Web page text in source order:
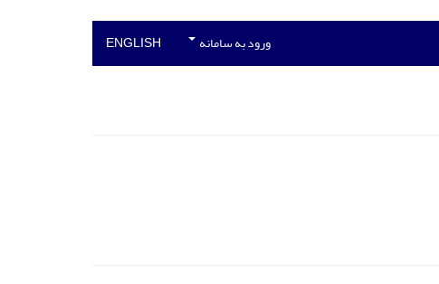
ورود به سامانه ENGLISH